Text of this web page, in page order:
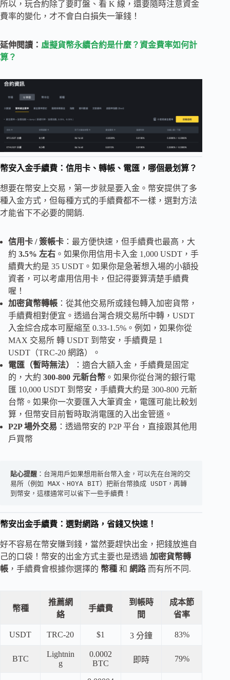
所以，玩合約除了要盯盤、看 K 線，還要隨時注意資金
費率的變化，才不會白白損失一筆錢！
延伸閱讀： 虛擬貨幣永續合約是什麼？資金費率如何計
算？
幣安入金手續費：信用卡、轉帳、電匯，哪個最划算？
想要在幣安上交易，第一步就是要入金。幣安提供了多
種入金方式，但每種方式的手續費都不一樣，選對方法
才能省下不必要的開銷.
信用卡 / 簽帳卡 ：最方便快速，但手續費也最高，大
約 3.5% 左右 。如果你用信用卡入金 1,000 USDT，手
續費大約是 35 USDT。如果你是急著想入場的小額投
資者，可以考慮用信用卡，但記得要算清楚手續費
喔！
加密貨幣轉帳 ：從其他交易所或錢包轉入加密貨幣，
手續費相對便宜。透過台灣合規交易所中轉，USDT
入金綜合成本可壓縮至 0.33-1.5%。例如，如果你從
MAX 交易所 轉 USDT 到幣安，手續費是 1
USDT（TRC-20 網路）。
電匯（暫時無法）
：適合大額入金，手續費是固定
的，大約 300-800 元新台幣 。如果你從台灣的銀行電
匯 10,000 USDT 到幣安，手續費大約是 300-800 元新
台幣。如果你一次要匯入大筆資金，電匯可能比較划
算，但幣安目前暫時取消電匯的入出金管道。
P2P 場外交易 ：透過幣安的 P2P 平台，直接跟其他用
戶買幣
貼心提醒 ：台灣用戶如果想用新台幣入金，可以先在台灣的交
易所（例如 MAX、HOYA BIT）把新台幣換成 USDT，再轉
到幣安，這樣通常可以省下一些手續費！
幣安出金手續費：選對網路，省錢又快速！
好不容易在幣安賺到錢，當然要趕快出金，把錢放進自
己的口袋！幣安的出金方式主要也是透過 加密貨幣轉
帳 ，手續費會根據你選擇的 幣種 和 網路而有所不同.
幣種
推薦網
絡
手續費
到帳時
間
成本節
省率
USDT TRC-20 $1 3 分鐘 83%
BTC
Lightnin
g
0.0002
BTC
即時 79%